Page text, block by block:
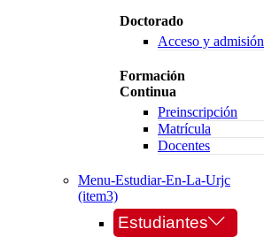
Doctorado
Acceso y admisión
Formación
Continua
Preinscripción
Matrícula
Docentes
Menu-Estudiar-En-La-Urjc
(item3)
Estudiantes